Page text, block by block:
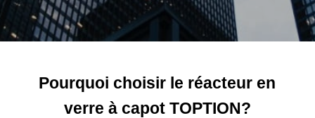
Pourquoi choisir le réacteur en
verre à capot TOPTION?